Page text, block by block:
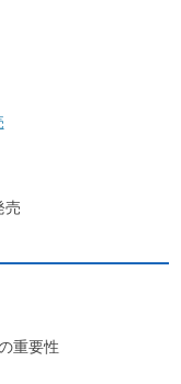
売
重要性